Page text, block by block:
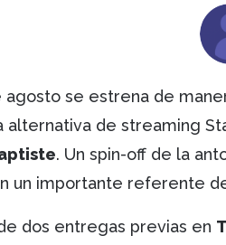
agosto se estrena de
alternativa de streaming
. Un spin-off de la
un importante referente
dos entregas previas en